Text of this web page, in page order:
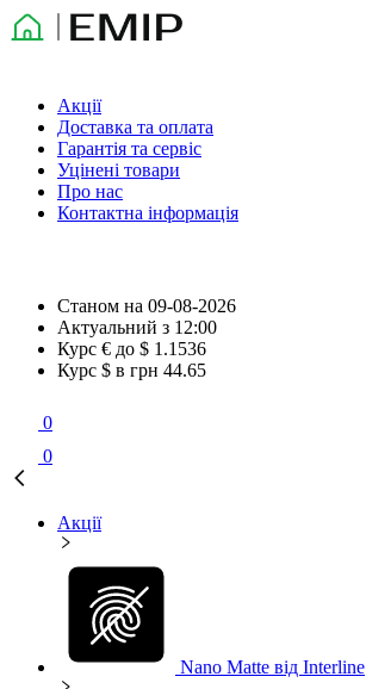
Акції
Доставка та оплата
Гарантія та сервіс
Уцінені товари
Про нас
Контактна інформація
Станом на 09-08-2026
Актуальний з 12:00
Курс € до $ 1.1536
Курс $ в грн 44.65
0
0
Акції
Nano Matte від Interline